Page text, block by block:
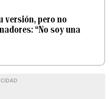
versión, pero no
“No soy una